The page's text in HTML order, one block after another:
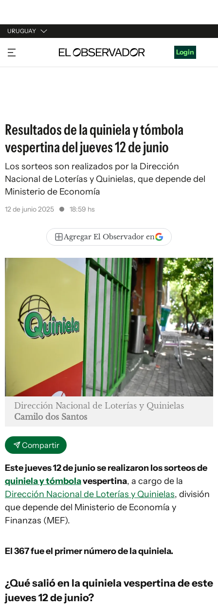
URUGUAY
URUGUAY
ARGENTINA
Login
Resultados de la quiniela y tómbola
vespertina del jueves 12 de junio
Los sorteos son realizados por la Dirección
Nacional de Loterías y Quinielas, que depende del
Ministerio de Economía
12 de junio 2025 18:59 hs
Agregar El Observador en
Dirección Nacional de Loterías y Quinielas
Camilo dos Santos
Compartir
Este jueves 12 de junio se realizaron los sorteos de
quiniela y tómbolavespertina, a cargo de la
Dirección Nacional de Loterías y Quinielas, división
que depende del Ministerio de Economía y
Finanzas (MEF).
El 367fue el primer número de la quiniela.
¿Qué salió en laquiniela vespertinade este
jueves 12 de junio?